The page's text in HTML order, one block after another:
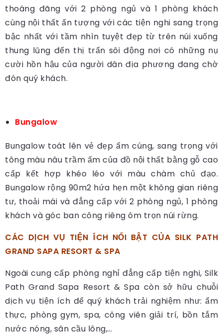
thoáng đãng với 2 phòng ngủ và 1 phòng khách
cùng nội thất ấn tượng với các tiện nghi sang trọng
bậc nhất với tầm nhìn tuyệt đẹp từ trên núi xuống
thung lũng đến thị trấn sôi động nơi có những nụ
cười hồn hậu của người dân địa phương đang chờ
đón quý khách.
Bungalow
Bungalow toát lên vẻ đẹp ấm cúng, sang trọng với
tông màu nâu trầm ấm của đồ nội thất bằng gỗ cao
cấp kết hợp khéo léo với màu chàm chủ đạo.
Bungalow rộng 90m2 hứa hẹn một không gian riêng
tư, thoải mái và đẳng cấp với 2 phòng ngủ, 1 phòng
khách và góc ban công riêng ôm trọn núi rừng.
CÁC DỊCH VỤ TIỆN ÍCH NỔI BẬT CỦA SILK PATH
GRAND SAPA RESORT & SPA
Ngoài cung cấp phòng nghỉ đẳng cấp tiện nghi, Silk
Path Grand Sapa Resort & Spa còn sở hữu chuỗi
dịch vụ tiện ích để quý khách trải nghiệm như: ẩm
thực, phòng gym, spa, công viên giải trí, bồn tắm
nước nóng, sân cầu lông,…